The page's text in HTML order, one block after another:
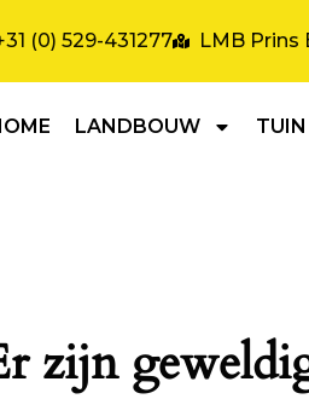
(0) 529-431277 LMB Prins
LANDBOUW TUIN
zijn